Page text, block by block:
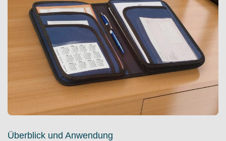
Überblick und Anwendung